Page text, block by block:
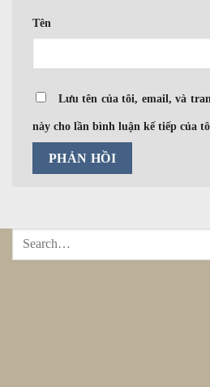
Tên
Lưu tên của tôi, email, và
này cho lần bình luận kế tiếp của